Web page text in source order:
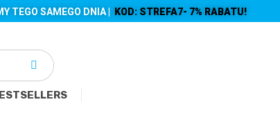
TEGO SAMEGO DNIA | KOD: STREFA7- 7% RABATU!